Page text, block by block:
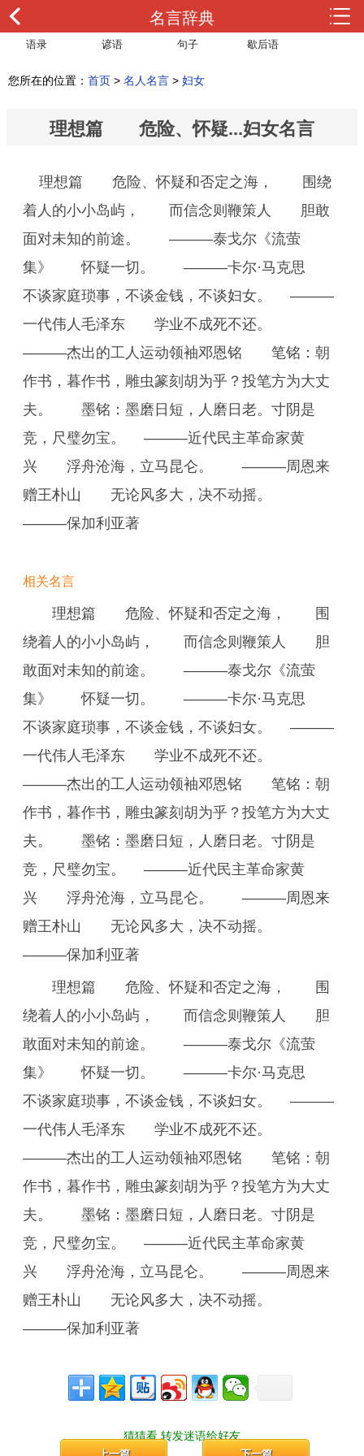
名言辞典
语录 谚语 句子 歇后语
您所在的位置： 首页 > 名人名言 > 妇女
理想篇 危险、怀疑...妇女名言
理想篇 危险、怀疑和否定之海， 围绕
着人的小小岛屿， 而信念则鞭策人 胆敢
面对未知的前途。 ———泰戈尔《流萤
集》 怀疑一切。 ———卡尔·马克思
不谈家庭琐事，不谈金钱，不谈妇女。 ———
一代伟人毛泽东 学业不成死不还。
———杰出的工人运动领袖邓恩铭 笔铭：朝
作书，暮作书，雕虫篆刻胡为乎？投笔方为大丈
夫。 墨铭：墨磨日短，人磨日老。寸阴是
竞，尺璧勿宝。 ———近代民主革命家黄
兴 浮舟沧海，立马昆仑。 ———周恩来
赠王朴山 无论风多大，决不动摇。
———保加利亚著
相关名言
理想篇 危险、怀疑和否定之海， 围
绕着人的小小岛屿， 而信念则鞭策人 胆
敢面对未知的前途。 ———泰戈尔《流萤
集》 怀疑一切。 ———卡尔·马克思
不谈家庭琐事，不谈金钱，不谈妇女。 ———
一代伟人毛泽东 学业不成死不还。
———杰出的工人运动领袖邓恩铭 笔铭：朝
作书，暮作书，雕虫篆刻胡为乎？投笔方为大丈
夫。 墨铭：墨磨日短，人磨日老。寸阴是
竞，尺璧勿宝。 ———近代民主革命家黄
兴 浮舟沧海，立马昆仑。 ———周恩来
赠王朴山 无论风多大，决不动摇。
———保加利亚著
理想篇 危险、怀疑和否定之海， 围
绕着人的小小岛屿， 而信念则鞭策人 胆
敢面对未知的前途。 ———泰戈尔《流萤
集》 怀疑一切。 ———卡尔·马克思
不谈家庭琐事，不谈金钱，不谈妇女。 ———
一代伟人毛泽东 学业不成死不还。
———杰出的工人运动领袖邓恩铭 笔铭：朝
作书，暮作书，雕虫篆刻胡为乎？投笔方为大丈
夫。 墨铭：墨磨日短，人磨日老。寸阴是
竞，尺璧勿宝。 ———近代民主革命家黄
兴 浮舟沧海，立马昆仑。 ———周恩来
赠王朴山 无论风多大，决不动摇。
———保加利亚著
猜猜看,转发迷语给好友